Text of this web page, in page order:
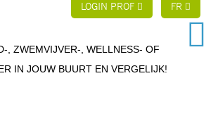
LOGIN PROF FR
, ZWEMVIJVER-, WELLNESS- OF
IN JOUW BUURT EN VERGELIJK!